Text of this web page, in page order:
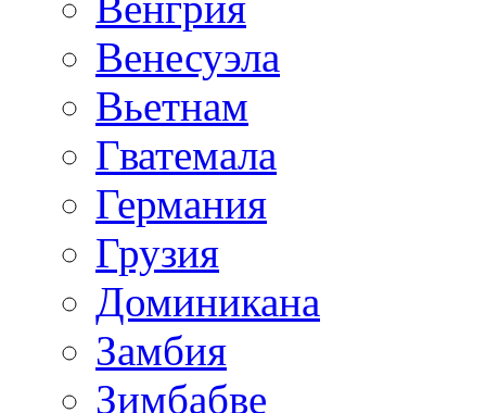
Венесуэла
Вьетнам
Гватемала
Германия
Грузия
Доминикана
Замбия
Зимбабве